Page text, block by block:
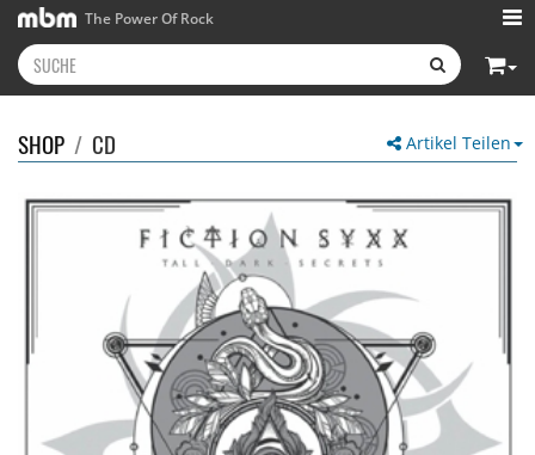
The Power Of Rock
Artikel Teilen
SHOP / CD